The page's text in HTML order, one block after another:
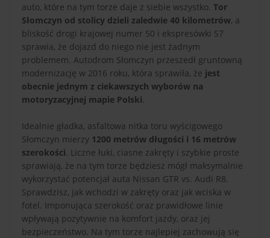
auto, które na tym torze daje z siebie wszystko. Tor
Słomczyn od stolicy dzieli zaledwie 40 kilometrów, a
bliskość drogi krajowej numer 50 i ekspresówki S7
sprawia, że dojazd do niego nie jest żadnym
problemem. Autodrom Słomczyn przeszedł gruntowną
modernizację w 2016 roku, która sprawiła, że jest
obecnie jednym z ciekawszych wyborów na
motoryzacyjnej mapie Polski.
Idealnie gładka, asfaltowa nitka toru wyścigowego
Słomczyn mierzy 1200 metrów długości i 16 metrów
szerokości. Liczne łuki, ciasne zakręty i szybkie proste
sprawiają, że na tym torze będziesz mógł maksymalnie
wykorzystać potencjał auta Nissan GTR vs. Audi R8.
Sprawdzisz, jak wchodzi w zakręty oraz jak wciska w
fotel. Imponująca szerokość oraz prawidłowe linie
wpływają pozytywnie na komfort jazdy, oraz jej
bezpieczeństwo. Na tym torze najlepiej zachowują się